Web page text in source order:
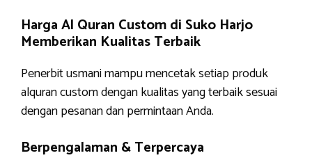
Harga Al Quran Custom di Suko Harjo
Memberikan Kualitas Terbaik
Penerbit usmani mampu mencetak setiap produk
alquran custom dengan kualitas yang terbaik sesuai
dengan pesanan dan permintaan Anda.
Berpengalaman & Terpercaya